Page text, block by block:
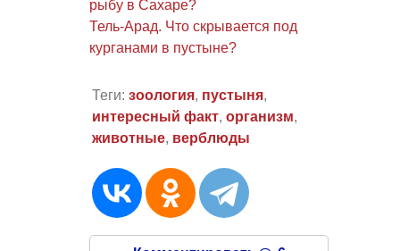
рыбу в Сахаре?
Тель-Арад. Что скрывается под
курганами в пустыне?
Теги: зоология, пустыня,
интересный факт, организм,
животные, верблюды